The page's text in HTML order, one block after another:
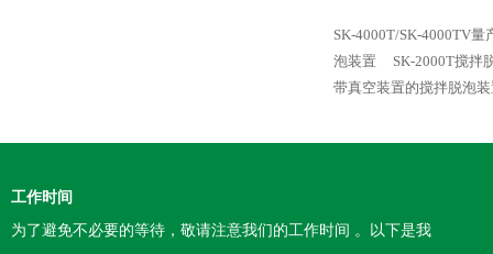
SK-4000T/SK-4000TV量
泡装置
SK-2000T搅拌
带真空装置的搅拌脱泡
工作时间
为了避免不必要的等待，敬请注意我们的工作时间 。以下是我